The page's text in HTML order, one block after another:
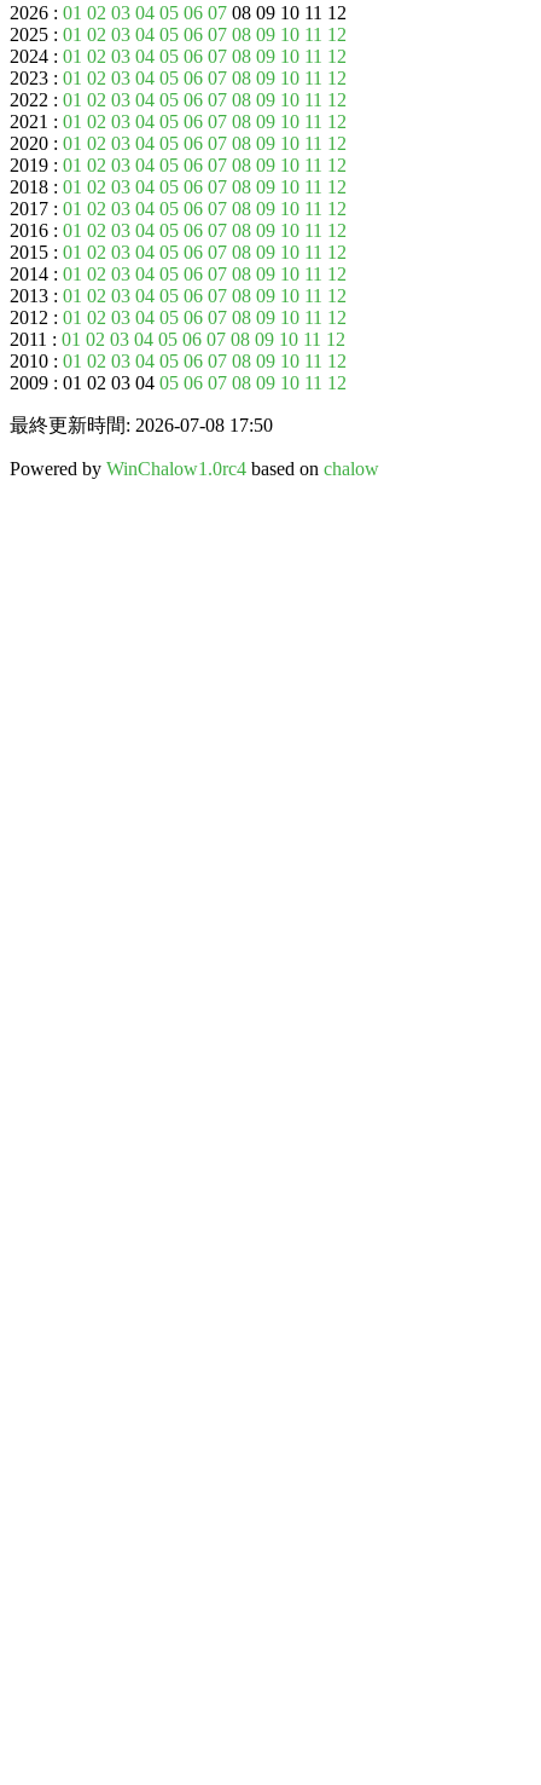
2026 : 01 02 03 04 05 06 07 08 09 10 11 12
2025 : 01 02 03 04 05 06 07 08 09 10 11 12
2024 : 01 02 03 04 05 06 07 08 09 10 11 12
2023 : 01 02 03 04 05 06 07 08 09 10 11 12
2022 : 01 02 03 04 05 06 07 08 09 10 11 12
2021 : 01 02 03 04 05 06 07 08 09 10 11 12
2020 : 01 02 03 04 05 06 07 08 09 10 11 12
2019 : 01 02 03 04 05 06 07 08 09 10 11 12
2018 : 01 02 03 04 05 06 07 08 09 10 11 12
2017 : 01 02 03 04 05 06 07 08 09 10 11 12
2016 : 01 02 03 04 05 06 07 08 09 10 11 12
2015 : 01 02 03 04 05 06 07 08 09 10 11 12
2014 : 01 02 03 04 05 06 07 08 09 10 11 12
2013 : 01 02 03 04 05 06 07 08 09 10 11 12
2012 : 01 02 03 04 05 06 07 08 09 10 11 12
2011 : 01 02 03 04 05 06 07 08 09 10 11 12
2010 : 01 02 03 04 05 06 07 08 09 10 11 12
2009 : 01 02 03 04 05 06 07 08 09 10 11 12
最終更新時間: 2026-07-08 17:50
Powered by WinChalow1.0rc4 based on chalow